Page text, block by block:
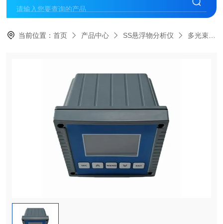
当前位置：首页 产品中心 SS悬浮物分析仪 多光束红外光在线SS悬浮物仪